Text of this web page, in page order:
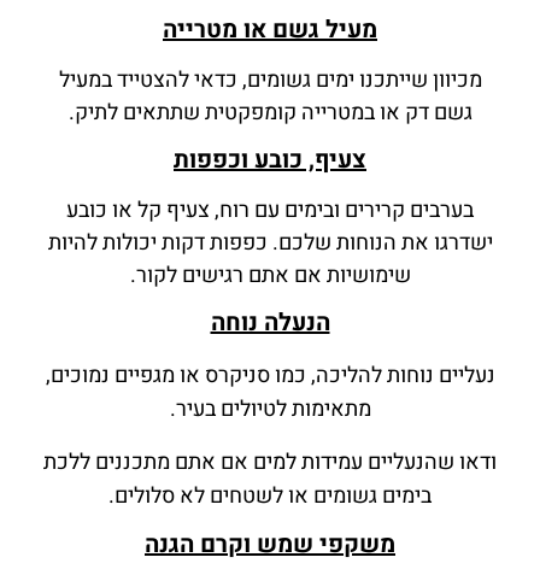
מעיל גשם או מטרייה
מכיוון שייתכנו ימים גשומים, כדאי להצטייד במעיל
גשם דק או במטרייה קומפקטית שתתאים לתיק.
צעיף, כובע וכפפות
בערבים קרירים ובימים עם רוח, צעיף קל או כובע
ישדרגו את הנוחות שלכם. כפפות דקות יכולות להיות
שימושיות אם אתם רגישים לקור.
הנעלה נוחה
נעליים נוחות להליכה, כמו סניקרס או מגפיים נמוכים,
מתאימות לטיולים בעיר.
ודאו שהנעליים עמידות למים אם אתם מתכננים ללכת
בימים גשומים או לשטחים לא סלולים.
משקפי שמש וקרם הגנה